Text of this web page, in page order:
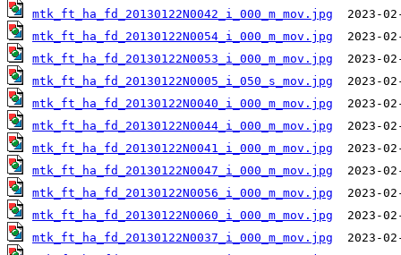
mtk_ft_ha_fd_20130122N0042_i_000_m_mov.jpg
mtk_ft_ha_fd_20130122N0054_i_000_m_mov.jpg
mtk_ft_ha_fd_20130122N0053_i_000_m_mov.jpg
mtk_ft_ha_fd_20130122N0005_i_050_s_mov.jpg
mtk_ft_ha_fd_20130122N0040_i_000_m_mov.jpg
mtk_ft_ha_fd_20130122N0044_i_000_m_mov.jpg
mtk_ft_ha_fd_20130122N0041_i_000_m_mov.jpg
mtk_ft_ha_fd_20130122N0047_i_000_m_mov.jpg
mtk_ft_ha_fd_20130122N0056_i_000_m_mov.jpg
mtk_ft_ha_fd_20130122N0060_i_000_m_mov.jpg
mtk_ft_ha_fd_20130122N0037_i_000_m_mov.jpg